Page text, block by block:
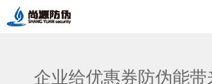
企业给优惠券防伪能带